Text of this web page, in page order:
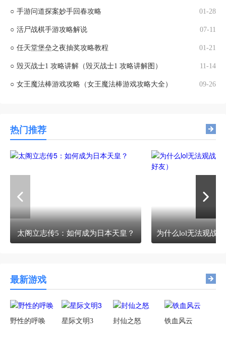
○ 手游问道探案妙手回春攻略 01-28
○ 活尸战棋手游攻略解说 07-11
○ 任天堂堡垒之夜抽奖攻略教程 01-21
○ 毁灭战士1 攻略讲解（毁灭战士1 攻略讲解图） 11-14
○ 女王魔法棒游戏攻略（女王魔法棒游戏攻略大全） 09-26
热门推荐
太阁立志传5：如何成为日本天皇？
最新游戏
野性的呼唤 星际文明3 封仙之怒 铁血风云